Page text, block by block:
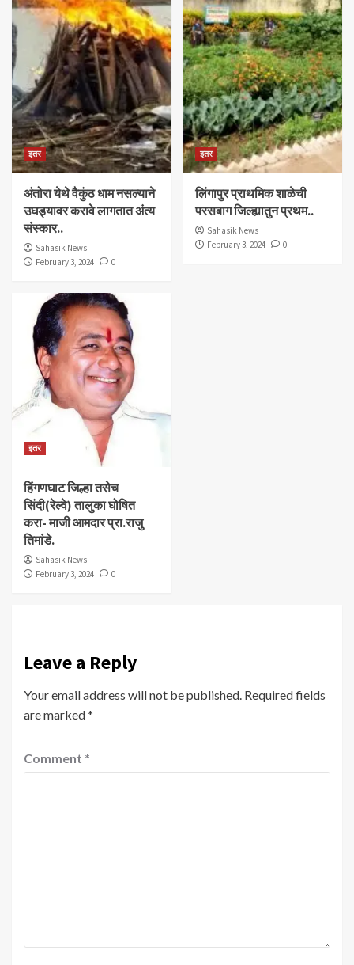
इतर
अंतोरा येथे वैकुंठ धाम नसल्याने
उघड्यावर करावे लागतात अंत्य
संस्कार..
Sahasik News
February 3, 2024
0
इतर
लिंगापुर प्राथमिक शाळेची
परसबाग जिल्ह्यातुन प्रथम..
Sahasik News
February 3, 2024
0
इतर
हिंगणघाट जिल्हा तसेच
सिंदी(रेल्वे) तालुका घोषित
करा- माजी आमदार प्रा.राजु
तिमांडे.
Sahasik News
February 3, 2024
0
Leave a Reply
Your email address will not be published. Required fields
are marked*
Comment *